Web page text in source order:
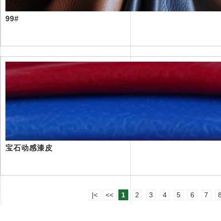
99#
宝石动感漆皮
|< << 1 2 3 4 5 6 7